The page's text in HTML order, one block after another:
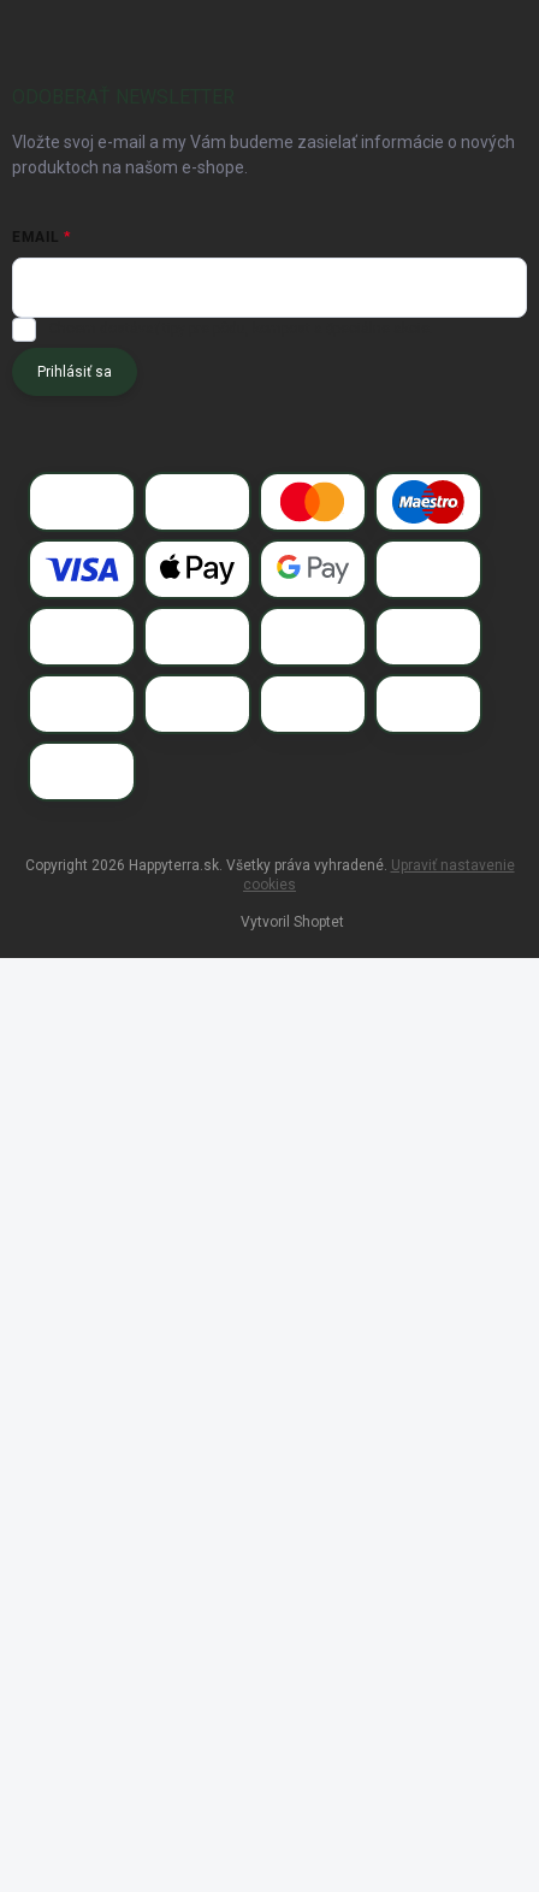
Vložte svoj e-mail a my Vám budeme zasielať informácie o nových
produktoch na našom e-shope.
EMAIL
Prihlásiť sa
Vytvoril Shoptet
Copyright 2026 Happyterra.sk. Všetky práva vyhradené. Upraviť nastavenie
cookies